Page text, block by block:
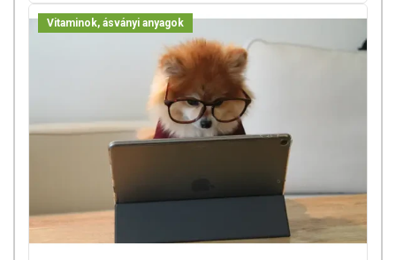
Forgalmazza: ODP Vital Kft.
Az oldalunkon lévő adatokat folyamatosan frissítjük, törekszünk arra,
hogy naprakészek legyenek. Szeretnénk felhívni azonban a figyelmet,
hogy ennek ellenére a webshopon szereplő adatok (beleértve a
termékfotókat, tápérték-, összetétel-, és allergén információkat is) csak
tájékoztató jellegűek, a tényleges értékek eltérhetnek az élelmiszerek
természetéből adódóan. A friss, aktuális információkat a termékek
csomagolásán találják meg.
Az étrend-kiegészítők az érvényben levő európai uniós szabályozás
szerint élelmiszereknek minősülnek, amelyek a hagyományos étrend
Vitaminok, ásványi anyagok